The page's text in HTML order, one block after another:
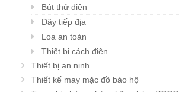
Bút thử điện
Dây tiếp địa
Loa an toàn
Thiết bị cách điện
Thiết bị an ninh
Thiết kế may mặc đồ bảo hộ